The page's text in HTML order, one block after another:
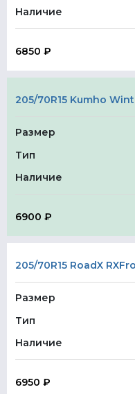
Наличие
6850 ₽
205/70R15 Kumho
Размер
Тип
Наличие
6900 ₽
205/70R15 RoadX
Размер
Тип
Наличие
6950 ₽